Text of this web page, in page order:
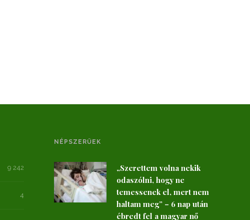
9 242
4
NÉPSZERŰEK
„Szerettem volna nekik
odaszólni, hogy ne
temessenek el, mert nem
haltam meg” – 6 nap után
ébredt fel a magyar nő